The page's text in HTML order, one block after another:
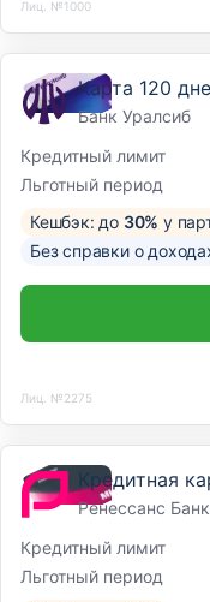
Лиц. №1000
Карта 120
Банк Уралсиб
Кредитный лимит
Льготный период
Кешбэк: до 30% у
Без справки о
Лиц. №2275
Кредитная
Ренессанс Банк
Кредитный лимит
Льготный период